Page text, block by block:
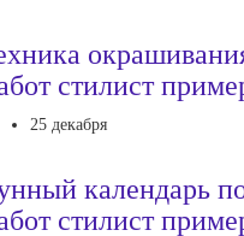
стилист
25 декабря
календарь
стилист